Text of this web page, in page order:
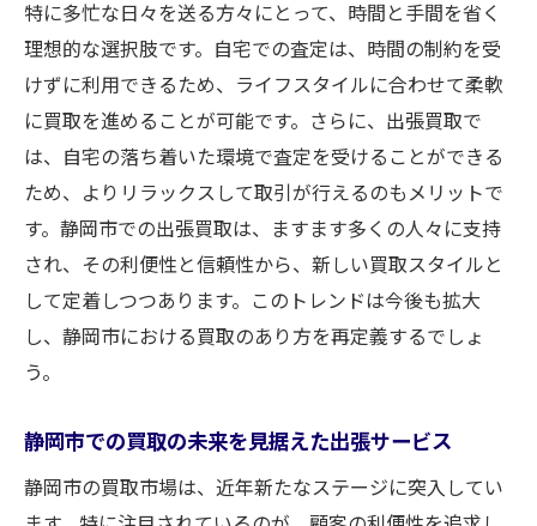
特に多忙な日々を送る方々にとって、時間と手間を省く
理想的な選択肢です。自宅での査定は、時間の制約を受
けずに利用できるため、ライフスタイルに合わせて柔軟
に買取を進めることが可能です。さらに、出張買取で
は、自宅の落ち着いた環境で査定を受けることができる
ため、よりリラックスして取引が行えるのもメリットで
す。静岡市での出張買取は、ますます多くの人々に支持
され、その利便性と信頼性から、新しい買取スタイルと
して定着しつつあります。このトレンドは今後も拡大
し、静岡市における買取のあり方を再定義するでしょ
う。
静岡市での買取の未来を見据えた出張サービス
静岡市の買取市場は、近年新たなステージに突入してい